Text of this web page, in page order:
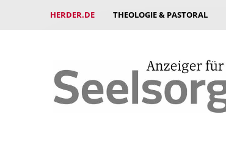
HERDER.DE THEOLOGIE & PASTORAL